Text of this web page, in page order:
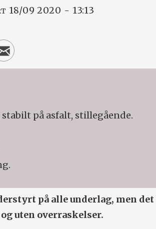
18/09 2020 - 13:13
på asfalt, stillegående.
på alle underlag, men det
uten overraskelser.